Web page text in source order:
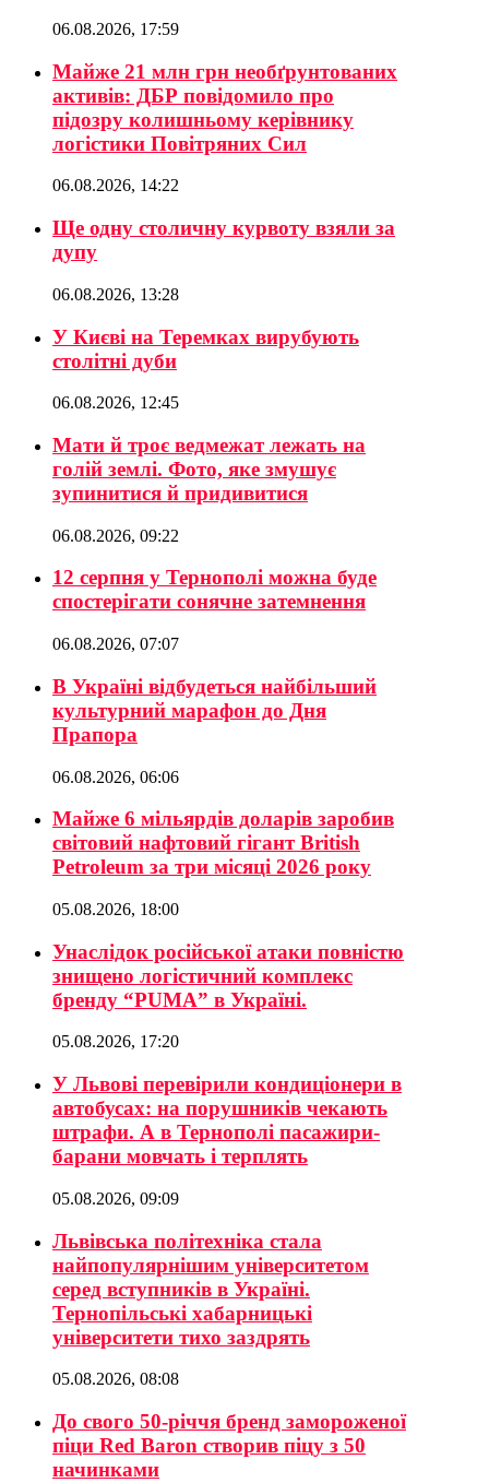
06.08.2026, 17:59
Майже 21 млн грн необґрунтованих
активів: ДБР повідомило про
підозру колишньому керівнику
логістики Повітряних Сил
06.08.2026, 14:22
Ще одну столичну курвоту взяли за
дупу
06.08.2026, 13:28
У Києві на Теремках вирубують
столітні дуби
06.08.2026, 12:45
Мати й троє ведмежат лежать на
голій землі. Фото, яке змушує
зупинитися й придивитися
06.08.2026, 09:22
12 серпня у Тернополі можна буде
спостерігати сонячне затемнення
06.08.2026, 07:07
В Україні відбудеться найбільший
культурний марафон до Дня
Прапора
06.08.2026, 06:06
Майже 6 мільярдів доларів заробив
світовий нафтовий гігант British
Petroleum за три місяці 2026 року
05.08.2026, 18:00
Унаслідок російської атаки повністю
знищено логістичний комплекс
бренду “PUMA” в Україні.
05.08.2026, 17:20
У Львові перевірили кондиціонери в
автобусах: на порушників чекають
штрафи. А в Тернополі пасажири-
барани мовчать і терплять
05.08.2026, 09:09
Львівська політехніка стала
найпопулярнішим університетом
серед вступників в Україні.
Тернопільські хабарницькі
університети тихо заздрять
05.08.2026, 08:08
До свого 50-річчя бренд замороженої
піци Red Baron створив піцу з 50
начинками